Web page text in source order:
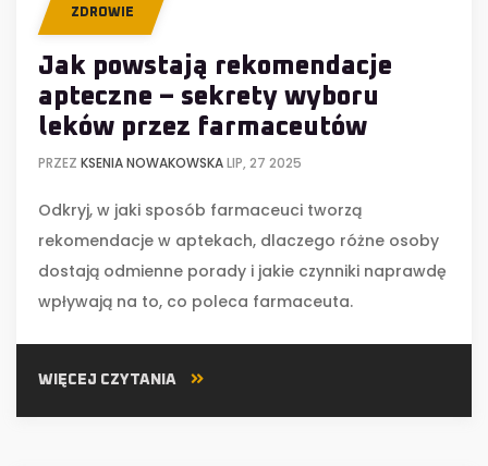
ZDROWIE
Jak powstają rekomendacje
apteczne – sekrety wyboru
leków przez farmaceutów
PRZEZ KSENIA NOWAKOWSKALIP, 27 2025
Odkryj, w jaki sposób farmaceuci tworzą
rekomendacje w aptekach, dlaczego różne osoby
dostają odmienne porady i jakie czynniki naprawdę
wpływają na to, co poleca farmaceuta.
WIĘCEJ CZYTANIA